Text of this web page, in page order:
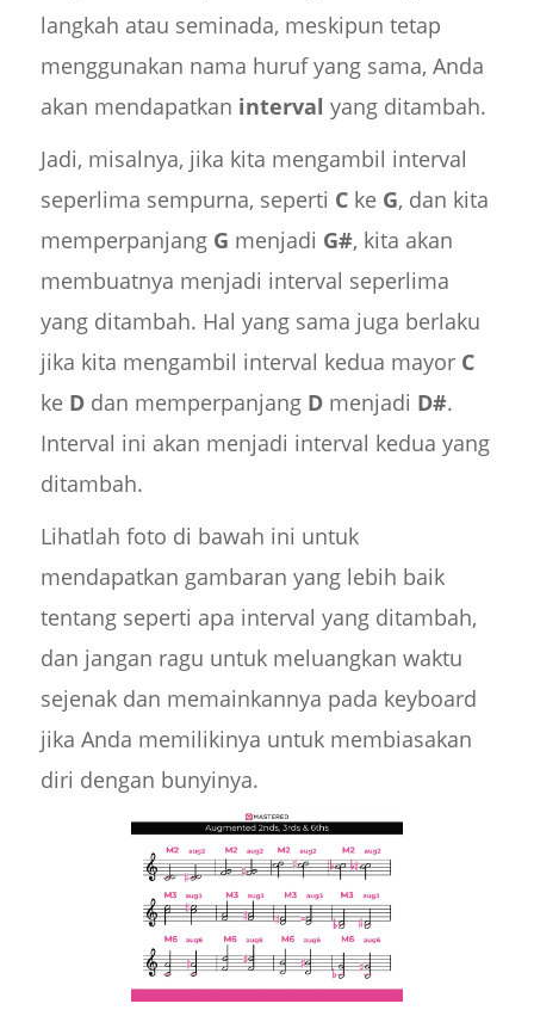
langkah atau seminada, meskipun tetap
menggunakan nama huruf yang sama, Anda
akan mendapatkan interval yang ditambah.
Jadi, misalnya, jika kita mengambil interval
seperlima sempurna, seperti Cke G, dan kita
memperpanjang G menjadi G#, kita akan
membuatnya menjadi interval seperlima
yang ditambah. Hal yang sama juga berlaku
jika kita mengambil interval kedua mayor C
ke Ddan memperpanjang Dmenjadi D#.
Interval ini akan menjadi interval kedua yang
ditambah.
Lihatlah foto di bawah ini untuk
mendapatkan gambaran yang lebih baik
tentang seperti apa interval yang ditambah,
dan jangan ragu untuk meluangkan waktu
sejenak dan memainkannya pada keyboard
jika Anda memilikinya untuk membiasakan
diri dengan bunyinya.